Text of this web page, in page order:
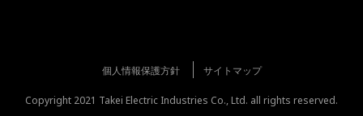
個人情報保護方針 サイトマップ
Copyright 2021 Takei Electric Industries Co., Ltd. all rights reserved.